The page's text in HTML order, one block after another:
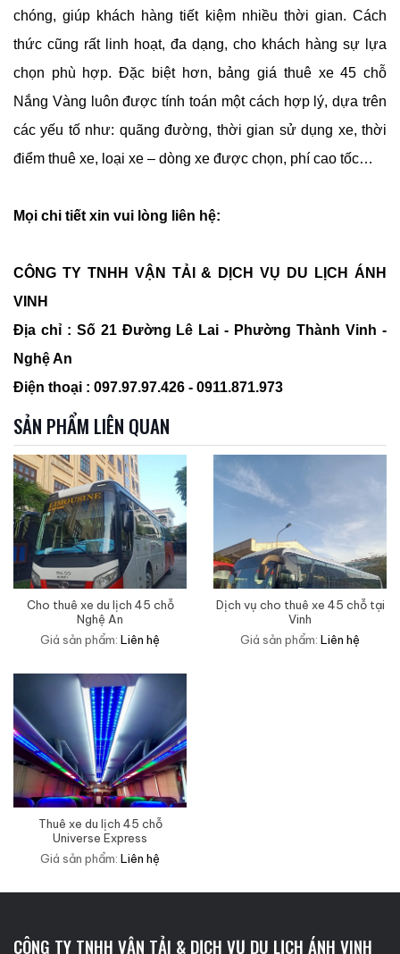
chóng, giúp khách hàng tiết kiệm nhiều thời gian. Cách
thức cũng rất linh hoạt, đa dạng, cho khách hàng sự lựa
chọn phù hợp. Đặc biệt hơn, bảng giá thuê xe 45 chỗ
Nắng Vàng luôn được tính toán một cách hợp lý, dựa trên
các yếu tố như: quãng đường, thời gian sử dụng xe, thời
điểm thuê xe, loại xe – dòng xe được chọn, phí cao tốc…
Mọi chi tiết xin vui lòng liên hệ:
CÔNG TY TNHH VẬN TẢI & DỊCH VỤ DU LỊCH ÁNH
VINH
Địa chỉ : Số 21 Đường Lê Lai - Phường Thành Vinh -
Nghệ An
Điện thoại : 097.97.97.426 - 0911.871.973
SẢN PHẨM LIÊN QUAN
Cho thuê xe du lịch 45 chỗ
Nghệ An
Giá sản phẩm: Liên hệ
Dịch vụ cho thuê xe 45 chỗ tại
Vinh
Giá sản phẩm: Liên hệ
Thuê xe du lịch 45 chỗ
Universe Express
Giá sản phẩm: Liên hệ
CÔNG TY TNHH VẬN TẢI & DỊCH VỤ DU LỊCH ÁNH VINH